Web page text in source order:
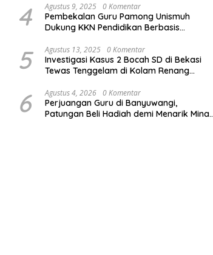
4 Agustus 9, 2025 0 Komentar
Pembekalan Guru Pamong Unismuh
Dukung KKN Pendidikan Berbasis
5 Agustus 13, 2025 0 Komentar
Investigasi Kasus 2 Bocah SD di Bekasi
Tewas Tenggelam di Kolam Renang
6 Agustus 4, 2026 0 Komentar
Perjuangan Guru di Banyuwangi,
Patungan Beli Hadiah demi Menarik Minat